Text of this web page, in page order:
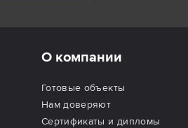
О компании
Готовые объекты
Нам доверяют
Сертификаты и дипломы